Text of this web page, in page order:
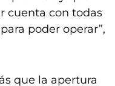
cuenta con todas
poder operar”,
que la apertura